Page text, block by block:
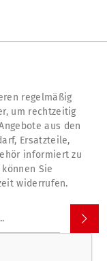
regelmäßig
um rechtzeitig
aus den
Ersatzteile,
informiert zu
Sie
widerrufen.